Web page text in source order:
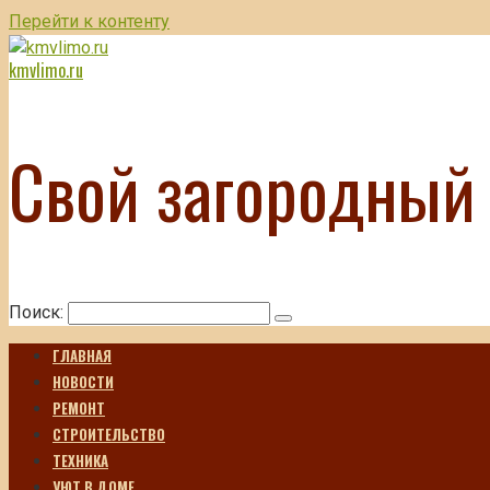
Перейти к контенту
kmvlimo.ru
Свой
Поиск:
ГЛАВНАЯ
НОВОСТИ
РЕМОНТ
СТРОИТЕЛЬСТВО
ТЕХНИКА